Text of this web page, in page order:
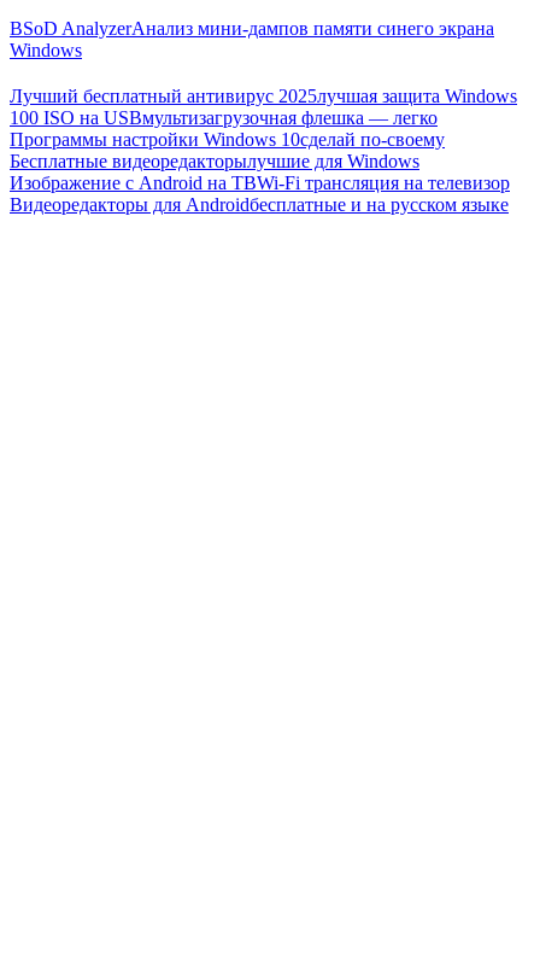
BSoD AnalyzerАнализ мини-дампов памяти синего экрана
Windows
Лучший бесплатный антивирус 2025лучшая защита Windows
100 ISO на USBмультизагрузочная флешка — легко
Программы настройки Windows 10сделай по-своему
Бесплатные видеоредакторылучшие для Windows
Изображение с Android на ТВWi-Fi трансляция на телевизор
Видеоредакторы для Androidбесплатные и на русском языке